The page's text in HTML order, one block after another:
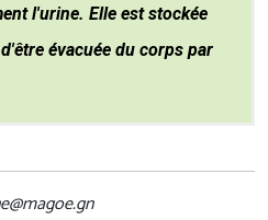
l'urine. Elle est stockée
évacuée du corps par